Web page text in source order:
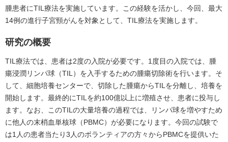
腫患者にTIL療法を実施しています。この経験を活かし、今回、最大
14例の進行子宮頸がんを対象として、TIL療法を実施します。
研究の概要
TIL療法では、患者は2度の入院が必要です。1度目の入院では、腫
瘍浸潤リンパ球（TIL）を入手するための腫瘍切除術を行います。そ
して、細胞培養センターで、切除した腫瘍からTILを分離し、培養を
開始します。最終的にTILを約100億以上に増殖させ、患者に投与し
ます。なお、このTILの大量培養の過程では、リンパ球を増やすため
に他人の末梢血単核球（PBMC）が必要になります。今回の試験で
は1人の患者当たり3人のボランティアの方々からPBMCを提供いた